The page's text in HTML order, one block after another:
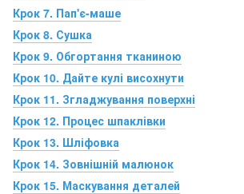
Крок 7. Пап'є-маше
Крок 8. Сушка
Крок 9. Обгортання тканиною
Крок 10. Дайте кулі висохнути
Крок 11. Згладжування поверхні
Крок 12. Процес шпаклівки
Крок 13. Шліфовка
Крок 14. Зовнішній малюнок
Крок 15. Маскування деталей